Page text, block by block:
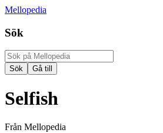
Mellopedia
Sök
Selfish
Från Mellopedia